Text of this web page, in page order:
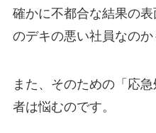
確かに不都合な結果の
のデキの悪い社員なのか
また、そのための「応
者は悩むのです。